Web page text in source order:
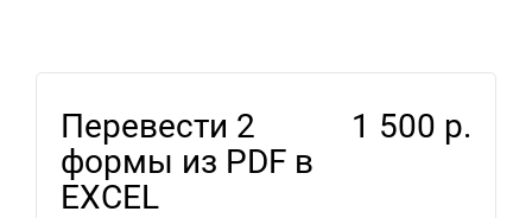
Перевести 2
формы из PDF в
EXCEL
1 500 р.